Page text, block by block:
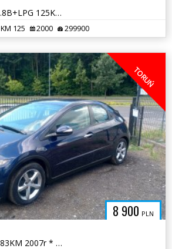
Opel Astra Bertone 1.8B+LPG 125KM 2000r * zadbane wnętrze * TORUŃ
KM 125 2000 299900
8 900 PLN
TORUŃ
Honda Civic VIII 1.4B 83KM 2007r * el szyby sprawna klima * TORUŃ